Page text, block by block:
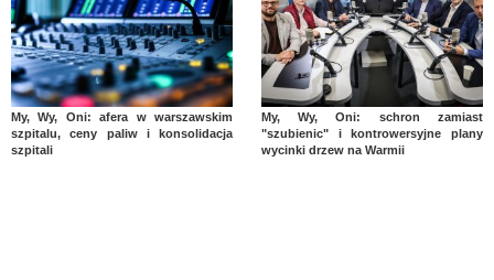
My, Wy, Oni: afera w warszawskim
szpitalu, ceny paliw i konsolidacja
szpitali
My, Wy, Oni: schron zamiast
"szubienic" i kontrowersyjne plany
wycinki drzew na Warmii